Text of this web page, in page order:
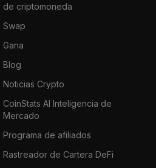
de criptomoneda
Swap
Gana
Blog
Noticias Crypto
CoinStats AI Inteligencia de
Mercado
Programa de afiliados
Rastreador de Cartera DeFi